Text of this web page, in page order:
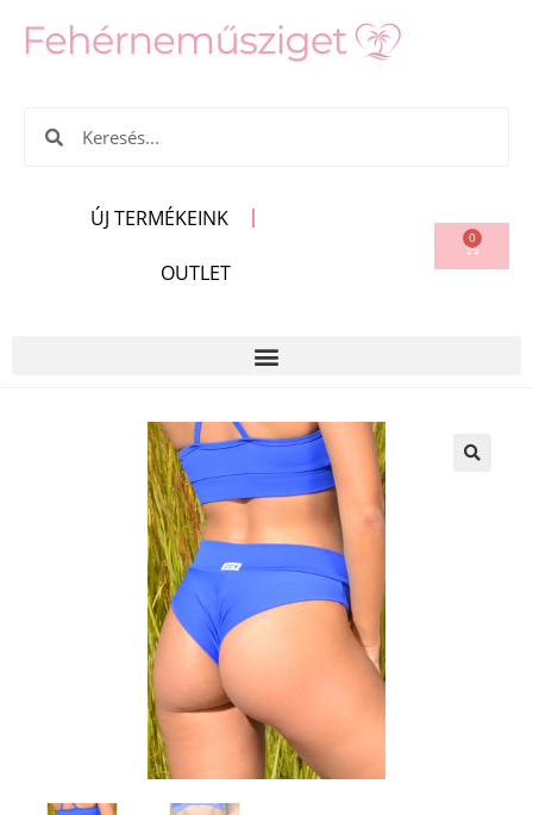
ÚJ TERMÉKEINK
OUTLET
0